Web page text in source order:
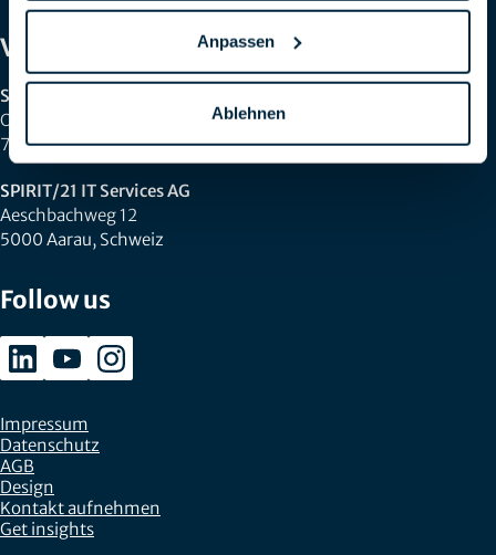
Anpassen
Ablehnen
Visit us
SPIRIT/21 GmbH (Zentrale)
Otto-Lilienthal-Straße 36
71034 Böblingen
SPIRIT/21 IT Services AG
Aeschbachweg 12
5000 Aarau, Schweiz
Follow us
Impressum
Datenschutz
AGB
Design
Kontakt aufnehmen
Get insights